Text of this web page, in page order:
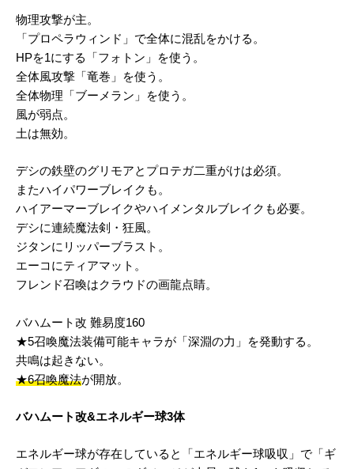
物理攻撃が主。
「プロペラウィンド」で全体に混乱をかける。
HPを1にする「フォトン」を使う。
全体風攻撃「竜巻」を使う。
全体物理「ブーメラン」を使う。
風が弱点。
土は無効。
デシの鉄壁のグリモアとプロテガ二重がけは必須。
またハイパワーブレイクも。
ハイアーマーブレイクやハイメンタルブレイクも必要。
デシに連続魔法剣・狂風。
ジタンにリッパーブラスト。
エーコにティアマット。
フレンド召喚はクラウドの画龍点睛。
バハムート改 難易度160
★5召喚魔法装備可能キャラが「深淵の力」を発動する。
共鳴は起きない。
★6召喚魔法が開放。
バハムート改&エネルギー球3体
エネルギー球が存在していると「エネルギー球吸収」で「ギ